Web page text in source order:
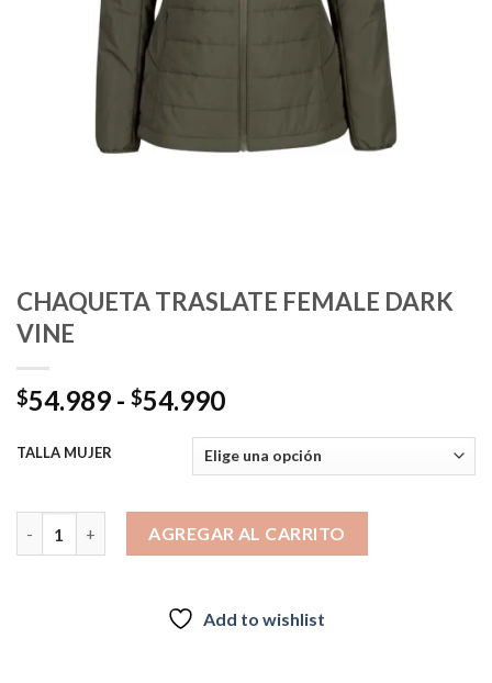
CHAQUETA TRASLATE FEMALE DARK
VINE
$54.989 - $54.990Rango
precios:
desde
$54.989
hasta
$54.990
TALLA MUJER
AGREGAR AL CARRITO
Add to wishlist